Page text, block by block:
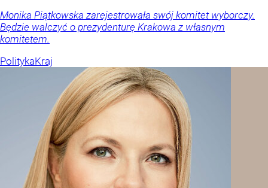
Monika Piątkowska zarejestrowała swój komitet wyborczy.
Będzie walczyć o prezydenturę Krakowa z własnym
komitetem.
PolitykaKraj